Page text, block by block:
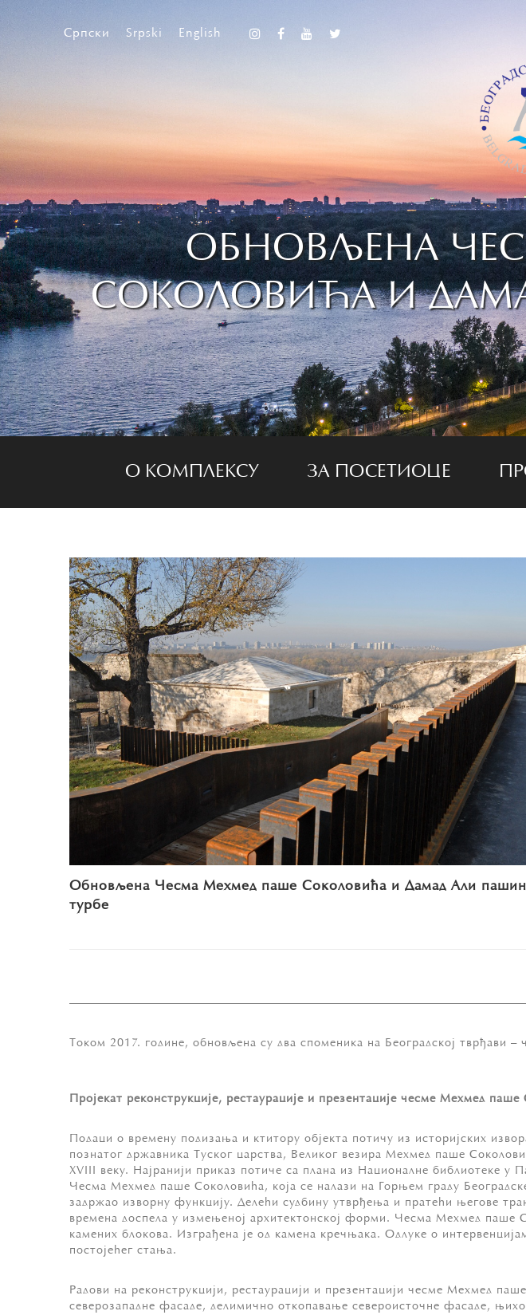
Српски Srpski English
ОБНОВЉЕНА
СОКОЛОВИЋА И
О КОМПЛЕКСУ ЗА ПОСЕТИОЦЕ
Обновљена Чесма Мехмед паше Соколовића и Дамад Aли
турбе
Током 2017. године, обновљена су два споменика на Београдској
Пројекат реконструкције, рестаурације и презентације чесме Мехмед паше
Подаци о времену подизања и ктитору објекта потичу из историјских
познатог државника Туског царства, Великог везира Мехмед паше
XVIII веку. Најранији приказ потиче са плана из Националне библиотеке у
Чесма Мехмед паше Соколовића, која се налази на Горњем граду
задржао изворну функцију. Делећи судбину утврђења и пратећи његове
времена доспела у измењеној архитектонској форми. Чесма Мехмед паше
камених блокова. Изграђена је од камена кречњака. Одлуке о
постојећег стања.
Радови на реконструкцији, рестаурацији и презентацији чесме Мехмед
северозападне фасаде, делимично откопавање североисточне фасаде,